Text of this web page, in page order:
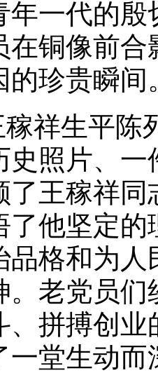
年一代的
在铜像前
的珍贵瞬间
祥生平陈
史照片、
了王稼祥
了他坚定
品格和为
。老党员
、拼搏创
一堂生动而